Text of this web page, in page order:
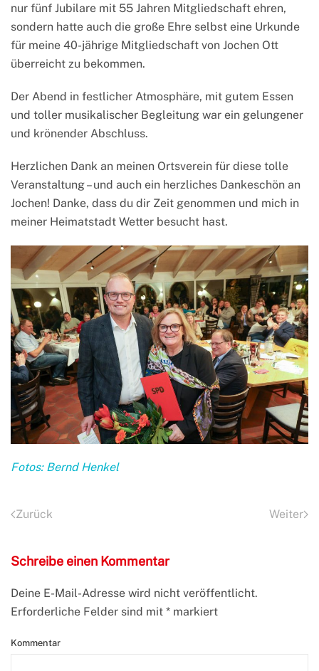
nur fünf Jubilare mit 55 Jahren Mitgliedschaft ehren,
sondern hatte auch die große Ehre selbst eine Urkunde
für meine 40-jährige Mitgliedschaft von Jochen Ott
überreicht zu bekommen.
Der Abend in festlicher Atmosphäre, mit gutem Essen
und toller musikalischer Begleitung war ein gelungener
und krönender Abschluss.
Herzlichen Dank an meinen Ortsverein für diese tolle
Veranstaltung – und auch ein herzliches Dankeschön an
Jochen! Danke, dass du dir Zeit genommen und mich in
meiner Heimatstadt Wetter besucht hast.
Fotos: Bernd Henkel
Zurück Weiter
Schreibe einen Kommentar
Deine E-Mail-Adresse wird nicht veröffentlicht.
Erforderliche Felder sind mit * markiert
Kommentar